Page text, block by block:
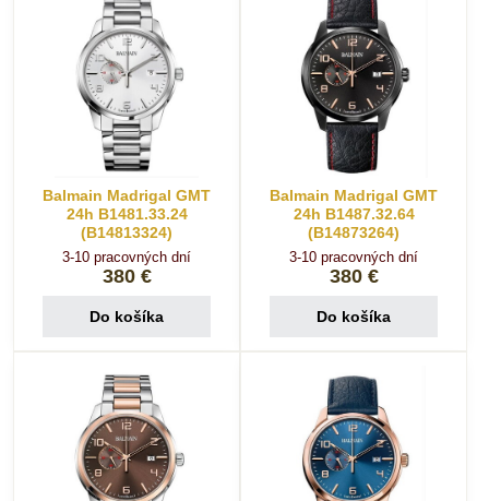
Balmain Madrigal GMT
24h B1481.33.24
(B14813324)
3-10 pracovných dní
380 €
Do košíka
Balmain Madrigal GMT
24h B1487.32.64
(B14873264)
3-10 pracovných dní
380 €
Do košíka